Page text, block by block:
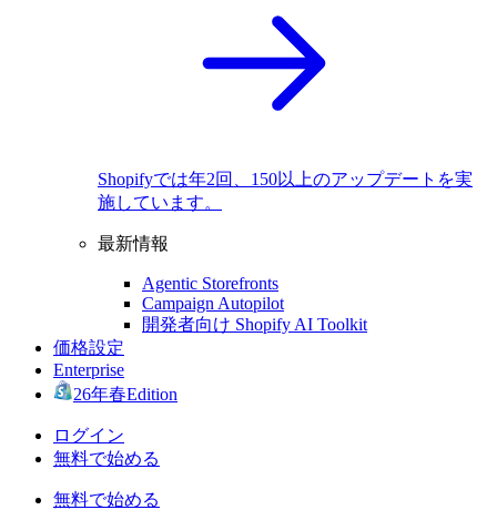
Shopifyでは年2回、150以上のアップデートを実
施しています。
最新情報
Agentic Storefronts
Campaign Autopilot
開発者向け Shopify AI Toolkit
価格設定
Enterprise
26年春Edition
ログイン
無料で始める
無料で始める